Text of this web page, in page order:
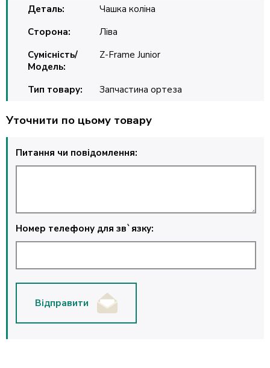
Деталь:
Чашка коліна
Сторона:
Ліва
Сумісність/
Модель:
Z-Frame Junior
Тип товару: Запчастина ортеза
Уточнити по цьому товару
Питання чи повідомлення:
Номер телефону для зв`язку:
Відправити